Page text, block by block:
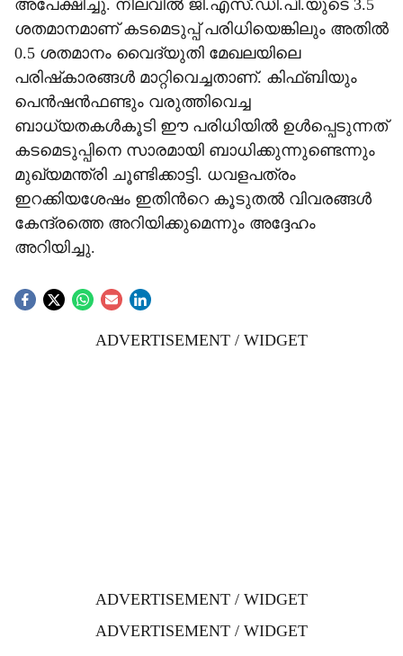
അപേക്ഷിച്ചു. നിലവിൽ ജി.എസ്.ഡി.പി.യുടെ 3.5
ശതമാനമാണ് കടമെടുപ്പ് പരിധിയെങ്കിലും അതിൽ
0.5 ശതമാനം വൈദ്യുതി മേഖലയിലെ
പരിഷ്‌കാരങ്ങൾ മാറ്റിവെച്ചതാണ്. കിഫ്ബിയും
പെൻഷൻഫണ്ടും വരുത്തിവെച്ച
ബാധ്യതകൾകൂടി ഈ പരിധിയിൽ ഉൾപ്പെടുന്നത്
കടമെടുപ്പിനെ സാരമായി ബാധിക്കുന്നുണ്ടെന്നും
മുഖ്യമന്ത്രി ചൂണ്ടിക്കാട്ടി. ധവളപത്രം
ഇറക്കിയശേഷം ഇതിന്‍റെ കൂടുതൽ വിവരങ്ങൾ
കേന്ദ്രത്തെ അറിയിക്കുമെന്നും അദ്ദേഹം
അറിയിച്ചു.
ADVERTISEMENT / WIDGET
ADVERTISEMENT / WIDGET
ADVERTISEMENT / WIDGET